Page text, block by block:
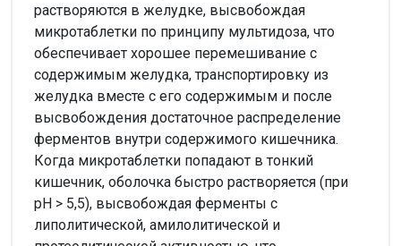
растворяются в желудке, высвобождая
микротаблетки по принципу мультидоза, что
обеспечивает хорошее перемешивание с
содержимым желудка, транспортировку из
желудка вместе с его содержимым и после
высвобождения достаточное распределение
ферментов внутри содержимого кишечника.
Когда микротаблетки попадают в тонкий
кишечник, оболочка быстро растворяется (при
pH > 5,5), высвобождая ферменты с
липолитической, амилолитической и